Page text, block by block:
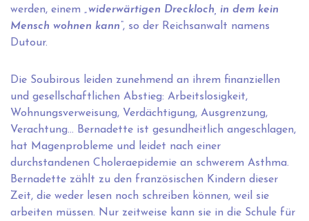
werden, einem „widerwärtigen Dreckloch, in dem kein
Mensch wohnen kann“ , so der Reichsanwalt namens
Dutour.
Die Soubirous leiden zunehmend an ihrem finanziellen
und gesellschaftlichen Abstieg: Arbeitslosigkeit,
Wohnungsverweisung, Verdächtigung, Ausgrenzung,
Verachtung… Bernadette ist gesundheitlich angeschlagen,
hat Magenprobleme und leidet nach einer
durchstandenen Choleraepidemie an schwerem Asthma.
Bernadette zählt zu den französischen Kindern dieser
Zeit, die weder lesen noch schreiben können, weil sie
arbeiten müssen. Nur zeitweise kann sie in die Schule für